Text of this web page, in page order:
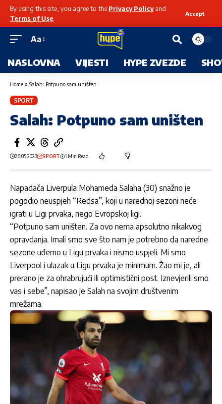
By using this site, you agree to the Privacy Policyand
Terms of Use
Accept
Aa
NASLOVNA VIJESTI HYPE ZVEZDE
Home » Salah: Potpuno sam uništen
SPORT
Salah: Potpuno sam uništen
26.05.2023 SPORT 1 Min Read
Napadača Liverpula Mohameda Salaha (30) snažno je
pogodio neuspjeh “Redsa”, koji u narednoj sezoni neće
igrati u Ligi prvaka, nego Evropskoj ligi.
“Potpuno sam uništen. Za ovo nema apsolutno nikakvog
opravdanja. Imali smo sve što nam je potrebno da naredne
sezone uđemo u Ligu prvaka i nismo uspjeli. Mi smo
Liverpool i ulazak u Ligu prvaka je minimum. Žao mi je, ali
prerano je za ohrabrujući ili optimistični post. Iznevjerili smo
vas i sebe”, napisao je Salah na svojim društvenim
mrežama.